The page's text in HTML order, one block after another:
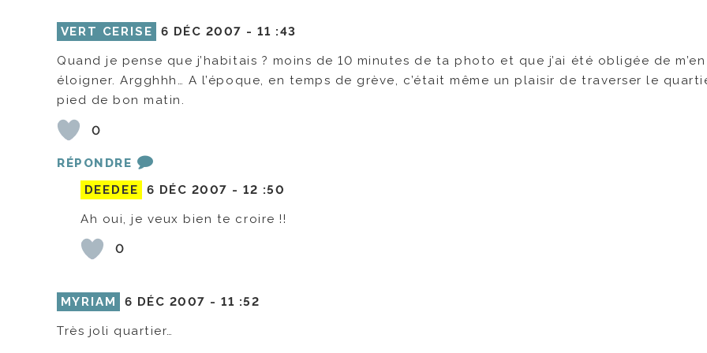
VERT CERISE 6 DÉC 2007 -11 :43
Quand je pense que j’habitais ? moins de 10 minutes de ta photo et que j’ai été obligée de m’en
éloigner. Argghhh… A l’époque, en temps de grève, c’était même un plaisir de traverser le
pied de bon matin.
0
RÉPONDRE
DEEDEE
6 DÉC 2007 -12 :50
Ah oui, je veux bien te croire !!
0
MYRIAM 6 DÉC 2007 -11 :52
Très joli quartier…